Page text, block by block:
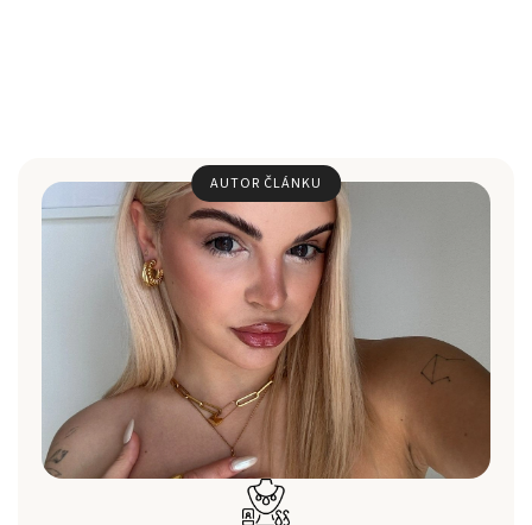
AUTOR ČLÁNKU